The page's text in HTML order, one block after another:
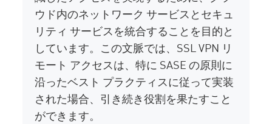
ウド内のネットワーク サービスとセキュ
リティ サービスを統合することを目的と
しています。この文脈では、SSL VPN リ
モート アクセスは、特に SASE の原則に
沿ったベスト プラクティスに従って実装
された場合、引き続き役割を果たすこと
ができます。